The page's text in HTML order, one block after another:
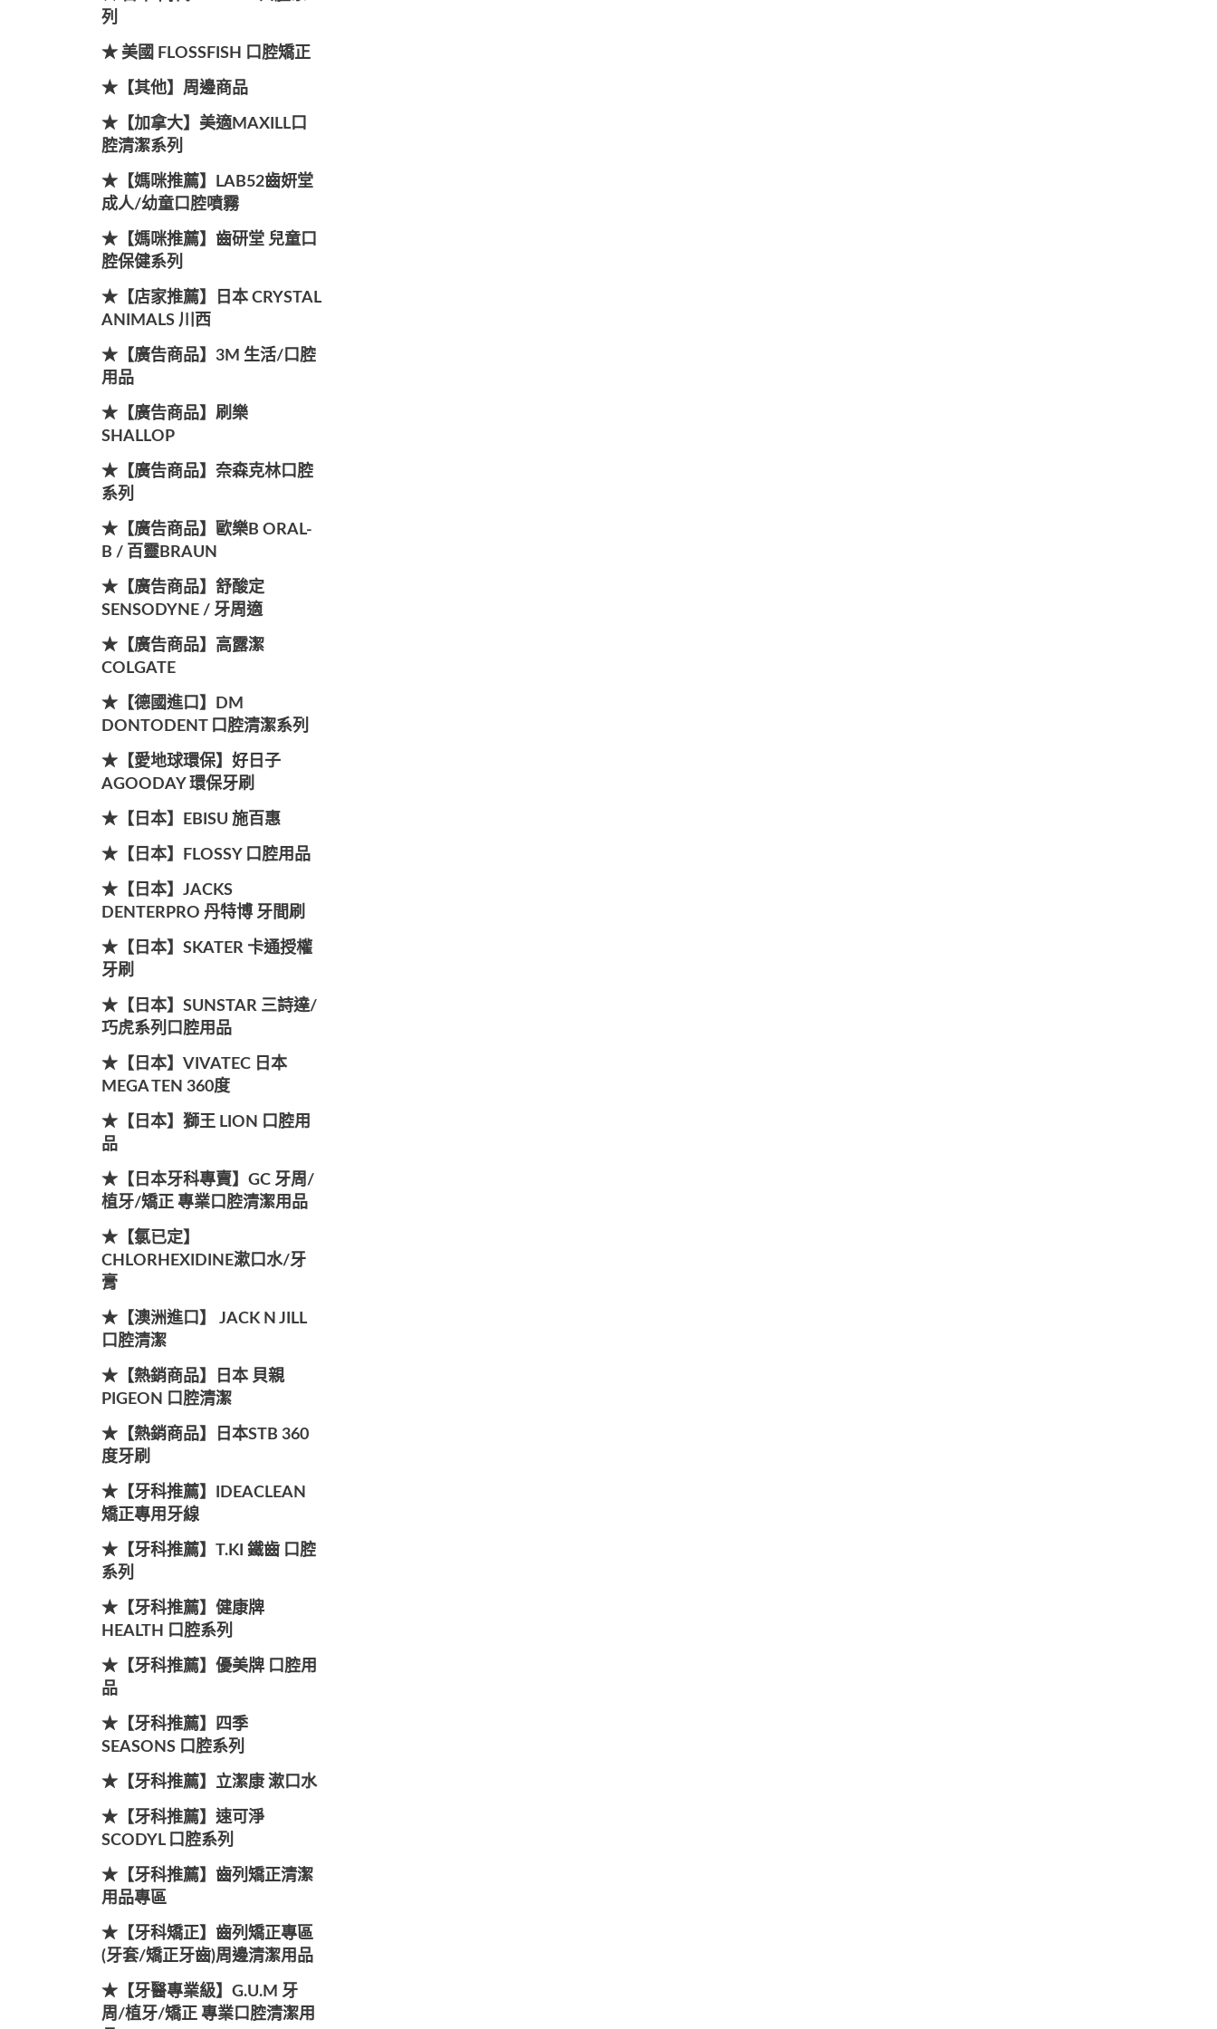
列
★ 美國 FLOSSFISH 口腔矯正
★【其他】周邊商品
★【加拿大】美適MAXILL口
腔清潔系列
★【媽咪推薦】LAB52齒妍堂
成人/幼童口腔噴霧
★【媽咪推薦】齒研堂 兒童口
腔保健系列
★【店家推薦】日本 CRYSTAL
ANIMALS 川西
★【廣告商品】3M 生活/口腔
用品
★【廣告商品】刷樂
SHALLOP
★【廣告商品】奈森克林口腔
系列
★【廣告商品】歐樂B ORAL-
B / 百靈BRAUN
★【廣告商品】舒酸定
SENSODYNE / 牙周適
★【廣告商品】高露潔
COLGATE
★【德國進口】DM
DONTODENT 口腔清潔系列
★【愛地球環保】好日子
AGOODAY 環保牙刷
★【日本】EBISU 施百惠
★【日本】FLOSSY 口腔用品
★【日本】JACKS
DENTERPRO 丹特博 牙間刷
★【日本】SKATER 卡通授權
牙刷
★【日本】SUNSTAR 三詩達/
巧虎系列口腔用品
★【日本】VIVATEC 日本
MEGA TEN 360度
★【日本】獅王 LION 口腔用
品
★【日本牙科專賣】GC 牙周/
植牙/矯正 專業口腔清潔用品
★【氯已定】
CHLORHEXIDINE漱口水/牙
膏
★【澳洲進口】 JACK N JILL
口腔清潔
★【熱銷商品】日本 貝親
PIGEON 口腔清潔
★【熱銷商品】日本STB 360
度牙刷
★【牙科推薦】IDEACLEAN
矯正專用牙線
★【牙科推薦】T.KI 鐵齒 口腔
系列
★【牙科推薦】健康牌
HEALTH 口腔系列
★【牙科推薦】優美牌 口腔用
品
★【牙科推薦】四季
SEASONS 口腔系列
★【牙科推薦】立潔康 漱口水
★【牙科推薦】速可淨
SCODYL 口腔系列
★【牙科推薦】齒列矯正清潔
用品專區
★【牙科矯正】齒列矯正專區
(牙套/矯正牙齒)周邊清潔用品
★【牙醫專業級】G.U.M 牙
周/植牙/矯正 專業口腔清潔用